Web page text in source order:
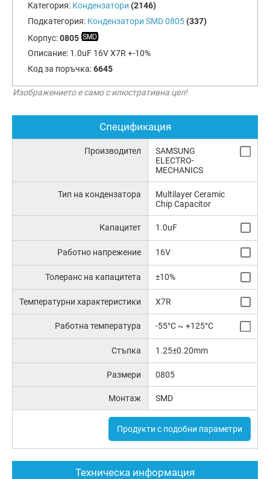
Категория: Кондензатори (2146)
Подкатегория: Кондензатори SMD 0805(337)
Корпус:0805
Описание: 1.0uF 16V X7R +-10%
Код за поръчка:6645
Изображението е само с илюстративна цел!
Спецификация
Производител
SAMSUNG
ELECTRO-
MECHANICS
Тип на кондензатора
Multilayer Ceramic
Chip Capacitor
Капацитет 1.0uF
Работно напрежение 16V
Толеранс на капацитета ±10%
Температурни характеристики X7R
Работна температура -55°C ~ +125°C
Стъпка 1.25±0.20mm
Размери 0805
Монтаж SMD
Продукти с подобни параметри
Техническа информация